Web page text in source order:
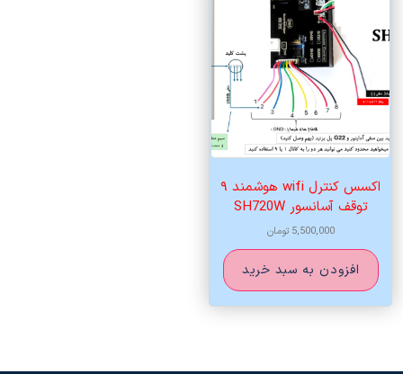
اکسس کنترل wifi هوشمند ۹
توقف آسانسور SH720W
5,500,000 تومان
افزودن به سبد خرید